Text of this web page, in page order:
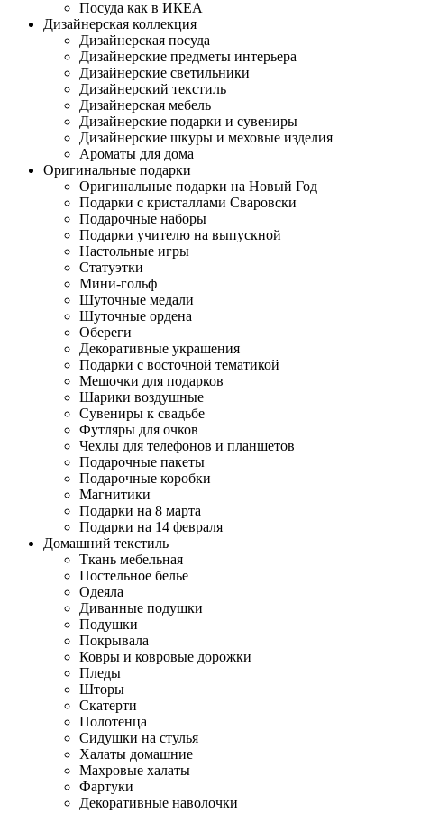
Посуда как в ИКЕА
Дизайнерская коллекция
Дизайнерская посуда
Дизайнерские предметы интерьера
Дизайнерские светильники
Дизайнерский текстиль
Дизайнерская мебель
Дизайнерские подарки и сувениры
Дизайнерские шкуры и меховые изделия
Ароматы для дома
Оригинальные подарки
Оригинальные подарки на Новый Год
Подарки с кристаллами Сваровски
Подарочные наборы
Подарки учителю на выпускной
Настольные игры
Статуэтки
Мини-гольф
Шуточные медали
Шуточные ордена
Обереги
Декоративные украшения
Подарки с восточной тематикой
Мешочки для подарков
Шарики воздушные
Сувениры к свадьбе
Футляры для очков
Чехлы для телефонов и планшетов
Подарочные пакеты
Подарочные коробки
Магнитики
Подарки на 8 марта
Подарки на 14 февраля
Домашний текстиль
Ткань мебельная
Постельное белье
Одеяла
Диванные подушки
Подушки
Покрывала
Ковры и ковровые дорожки
Пледы
Шторы
Скатерти
Полотенца
Сидушки на стулья
Халаты домашние
Махровые халаты
Фартуки
Декоративные наволочки